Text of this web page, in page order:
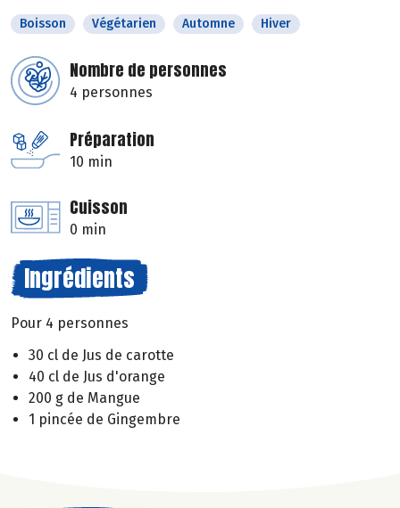
Boisson Végétarien Automne Hiver
Nombre de personnes
4 personnes
Préparation
10 min
Cuisson
0 min
Ingrédients
Pour 4 personnes
30 cl de Jus de carotte
40 cl de Jus d'orange
200 g de Mangue
1 pincée de Gingembre